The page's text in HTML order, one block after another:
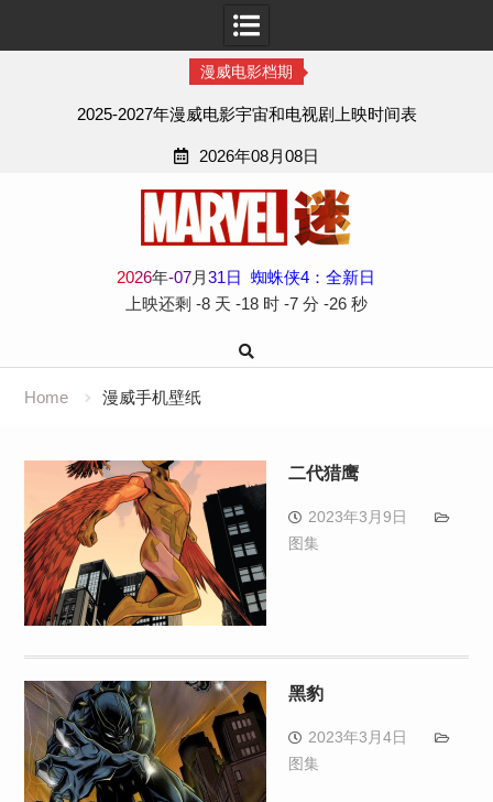
漫威电影档期
2025-2027年漫威电影宇宙和电视剧上映时间表
2026年08月08日
2026年-07月31日
蜘蛛侠4：全新日
上映还剩 -8 天 -18 时 -7 分 -26 秒
Home 漫威手机壁纸
二代猎鹰
2023年3月9日
图集
黑豹
2023年3月4日
图集